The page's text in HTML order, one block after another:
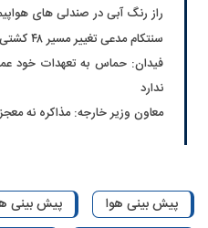
راز رنگ آبی در صندلی های
سنتکام مدعی تغییر مسیر ۴۸ کشتی تجاری شد
فیدان: حماس به تعهدات خود عمل
ندارد
معاون وزیر خارجه: مذاکره نه
پیش بینی هوا
پیش بینی